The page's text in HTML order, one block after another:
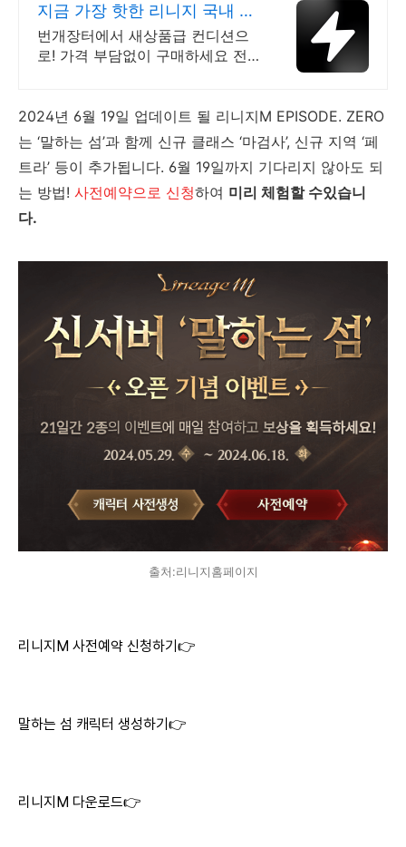
지금 가장 핫한 리니지 국내 최
대 브랜드 중고거래
번개장터에서 새상품급 컨디션으
로! 가격 부담없이 구매하세요 전
품 업로드
2024년 6월 19일 업데이트 될 리니지M EPISODE. ZERO
는 ‘말하는 섬’과 함께 신규 클래스 ‘마검사’, 신규 지역 ‘페
트라’ 등이 추가됩니다. 6월 19일까지 기다리지 않아도 되
는 방법! 사전예약으로 신청하여 미리 체험할 수있습니
다.
출처:리니지홈페이지
리니지M 사전예약 신청하기👉
말하는 섬 캐릭터 생성하기👉
리니지M 다운로드👉